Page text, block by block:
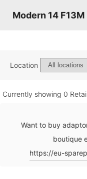
Modern 14 F13M
Location
Currently showing 0
Want to buy
boutique
https://eu-